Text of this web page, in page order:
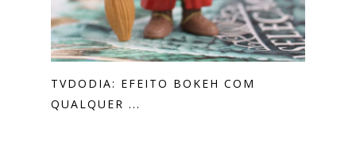
TVDODIA: EFEITO BOKEH COM
QUALQUER ...